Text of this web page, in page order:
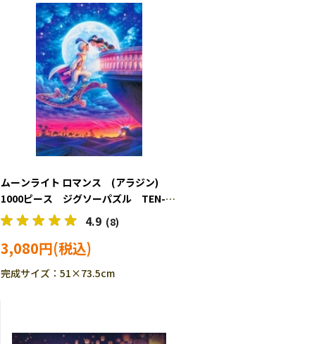
ムーンライト ロマンス (アラジン)
1000ピース ジグソーパズル TEN-
D1000-042
4.9 (8)
3,080円
完成サイズ：51×73.5cm